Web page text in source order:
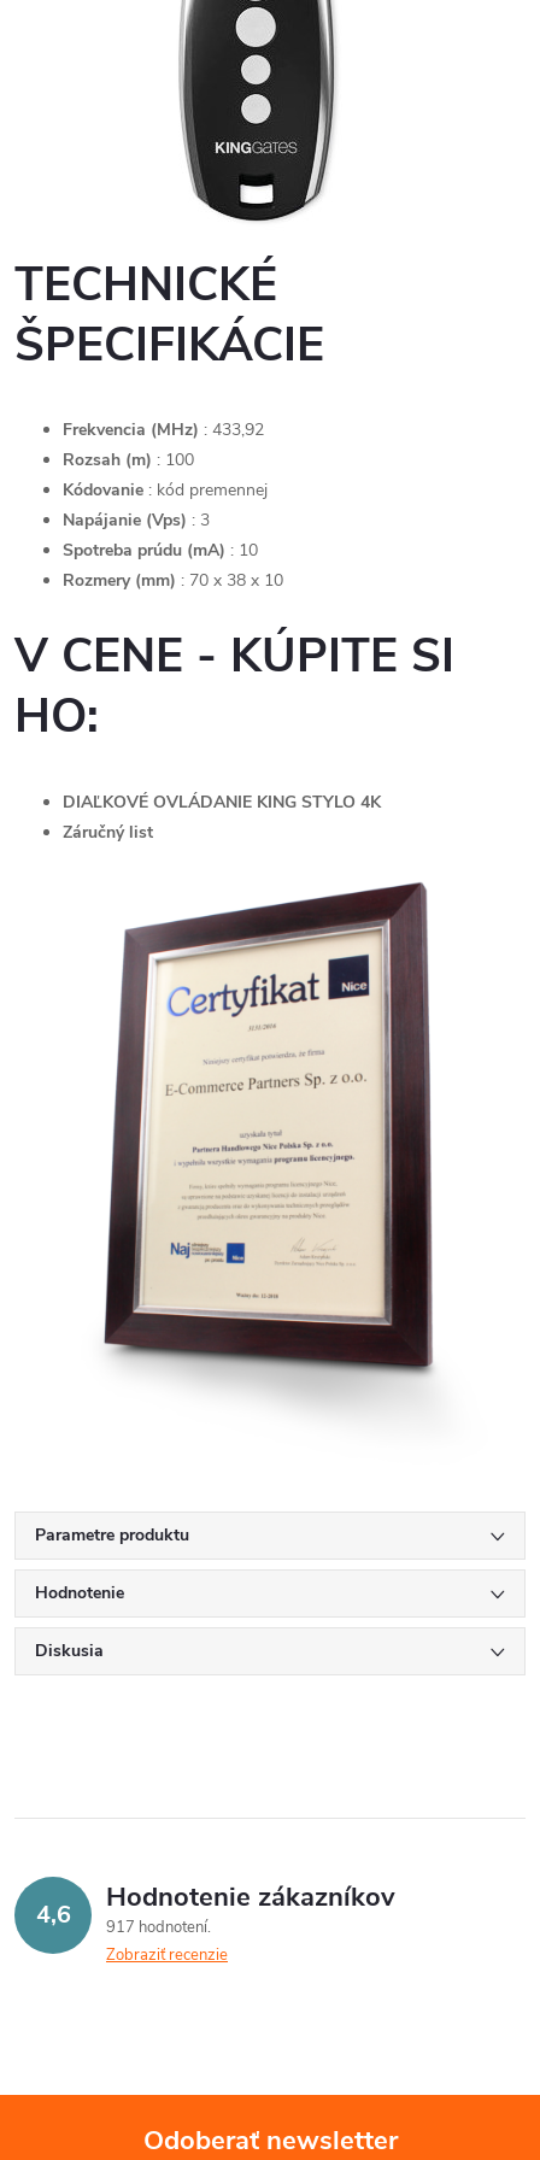
TECHNICKÉ
ŠPECIFIKÁCIE
Frekvencia (MHz) : 433,92
Rozsah (m) : 100
Kódovanie : kód premennej
Napájanie (Vps) : 3
Spotreba prúdu (mA) : 10
Rozmery (mm) : 70 x 38 x 10
V CENE - KÚPITE SI
HO:
DIAĽKOVÉ OVLÁDANIE KING STYLO 4K
Záručný list
Parametre produktu
Hodnotenie
Diskusia
4,6 Hodnotenie zákazníkov
917 hodnotení
Zobraziť recenzie
Odoberať newsletter